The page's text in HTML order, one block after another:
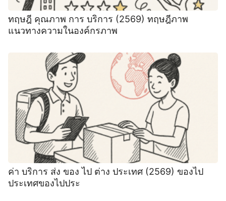
ทฤษฎี คุณภาพ การ บริการ (2569) ทฤษฎีภาพ
แนวทางความในองค์กรภาพ
ค่า บริการ ส่ง ของ ไป ต่าง ประเทศ (2569) ของไป
ประเทศของไปประ